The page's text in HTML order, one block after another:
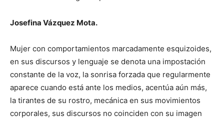
Josefina Vázquez Mota.
Mujer con comportamientos marcadamente esquizoides,
en sus discursos y lenguaje se denota una impostación
constante de la voz, la sonrisa forzada que regularmente
aparece cuando está ante los medios, acentúa aún más,
la tirantes de su rostro, mecánica en sus movimientos
corporales, sus discursos no coinciden con su imagen